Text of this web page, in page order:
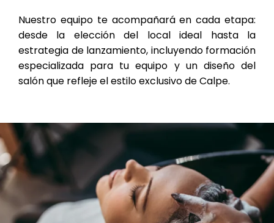
Nuestro equipo te acompañará en cada etapa:
desde la elección del local ideal hasta la
estrategia de lanzamiento, incluyendo formación
especializada para tu equipo y un diseño del
salón que refleje el estilo exclusivo de Calpe.